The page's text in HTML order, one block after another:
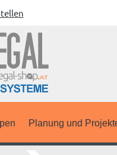
Planung und